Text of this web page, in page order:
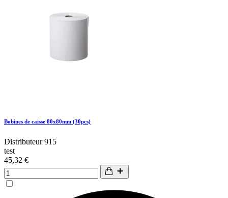
Bobines de caisse 80x80mm (30pcs)
Distributeur 915
test
45,32 €